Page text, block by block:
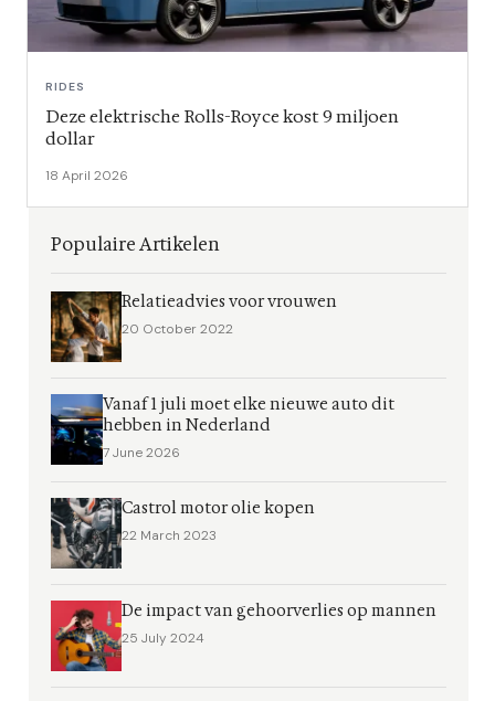
RIDES
Deze elektrische Rolls-Royce kost 9 miljoen
dollar
18 April 2026
Populaire Artikelen
Relatieadvies voor vrouwen
20 October 2022
Vanaf 1 juli moet elke nieuwe auto dit
hebben in Nederland
7 June 2026
Castrol motor olie kopen
22 March 2023
De impact van gehoorverlies op mannen
25 July 2024